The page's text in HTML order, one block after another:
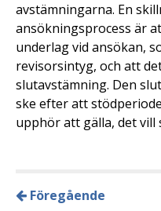
avstämningarna. En
ansökningsprocess är
underlag vid ansökan,
revisorsintyg, och att
slutavstämning. Den
ske efter att
upphör att gälla, det vill
Föregående